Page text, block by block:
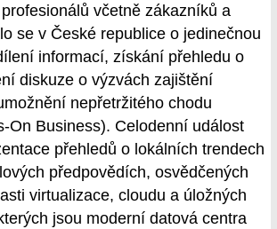
včetně zákazníků a
se v České republice o jedinečnou
informací, získání přehledu o
diskuze o výzvách zajištění
nepřetržitého chodu
On Business). Celodenní událost
přehledů o lokálních trendech
předpovědích, osvědčených
virtualizace, cloudu a úložných
jsou moderní datová centra